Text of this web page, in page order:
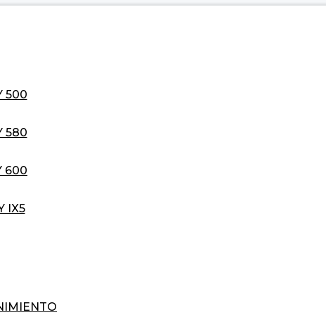
500
580
600
IX5